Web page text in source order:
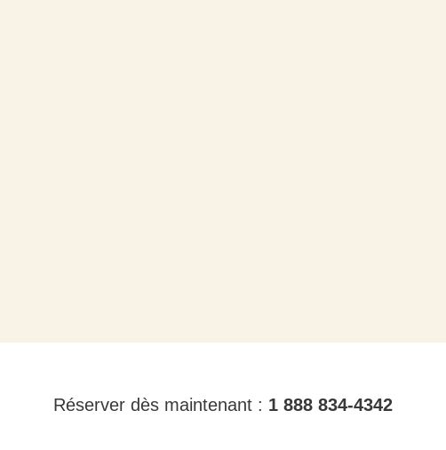
Réserver dès maintenant : 1 888 834-4342